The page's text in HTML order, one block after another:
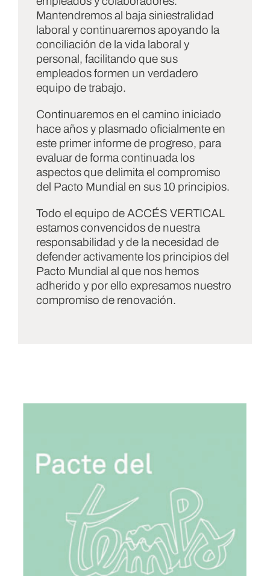
Mantendremos al baja siniestralidad
laboral y continuaremos apoyando la
conciliación de la vida laboral y
personal, facilitando que sus
empleados formen un verdadero
equipo de trabajo.
Continuaremos en el camino iniciado
hace años y plasmado oficialmente en
este primer informe de progreso, para
evaluar de forma continuada los
aspectos que delimita el compromiso
del Pacto Mundial en sus 10 principios.
Todo el equipo de ACCÉS VERTICAL
estamos convencidos de nuestra
responsabilidad y de la necesidad de
defender activamente los principios del
Pacto Mundial al que nos hemos
adherido y por ello expresamos nuestro
compromiso de renovación.